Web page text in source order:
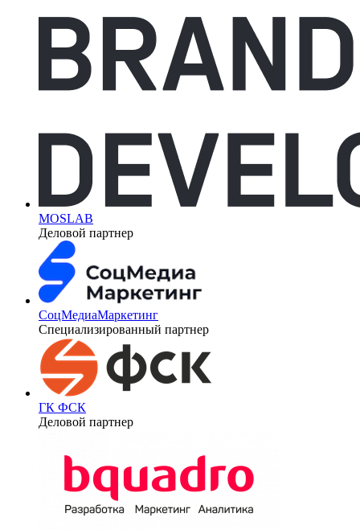
MOSLAB
Деловой партнер
СоцМедиаМаркетинг
Специализированный партнер
ГК ФСК
Деловой партнер